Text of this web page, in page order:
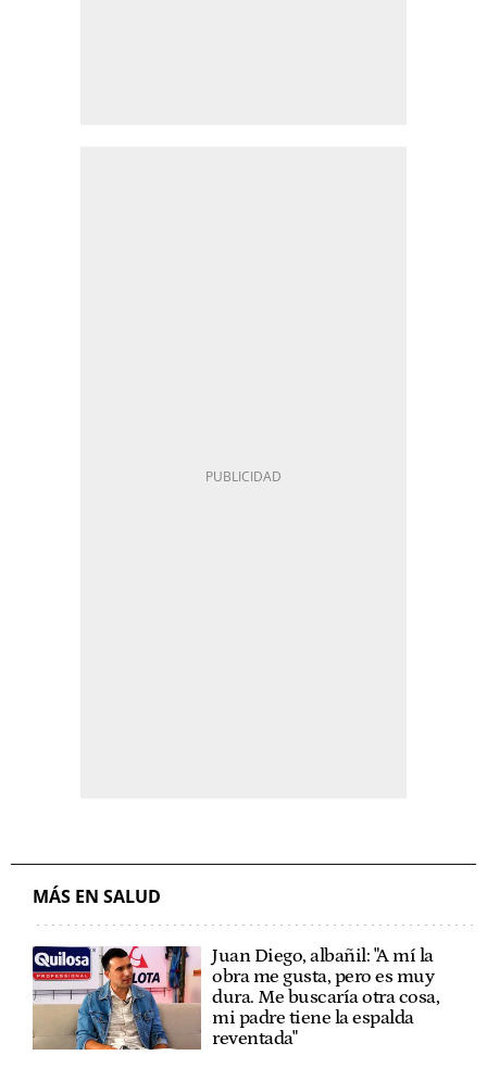
MÁS EN SALUD
Juan Diego, albañil: "A mí la
obra me gusta, pero es muy
dura. Me buscaría otra cosa,
mi padre tiene la espalda
reventada"